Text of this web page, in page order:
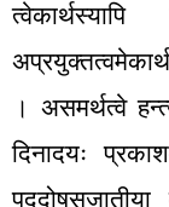
। असमर्थत्वे
दिनादयः
पददोषसजातीया